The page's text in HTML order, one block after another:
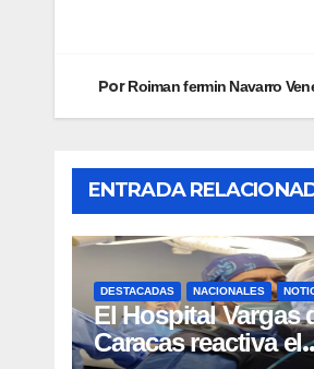
PorRoiman fermin Navarro
ENTRADA
DESTACADAS NACIONALES
El Hospital Vargas
Caracas reactiva el